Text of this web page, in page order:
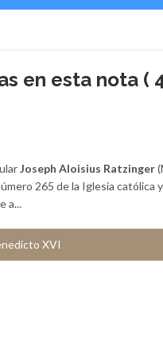
en esta nota (
Joseph Aloisius Ratzinger
265 de la Iglesia católica y
a...
XVI